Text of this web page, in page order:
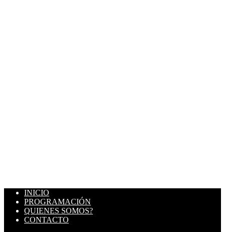
INICIO
PROGRAMACIÓN
QUIENES SOMOS?
CONTACTO